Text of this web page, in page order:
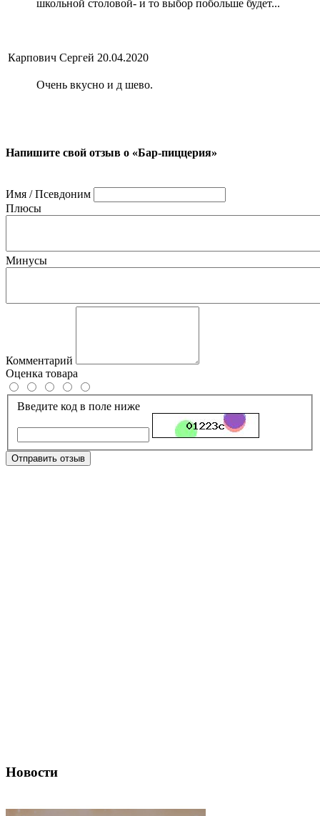
школьной столовой- и то выбор побольше будет...
Карпович Сергей 20.04.2020
Очень вкусно и д шево.
Напишите свой отзыв о «Бар-пиццерия»
Имя / Псевдоним
Плюсы
Минусы
Комментарий
Оценка товара
Введите код в поле ниже
Отправить отзыв
Новости